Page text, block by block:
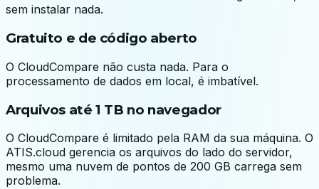
sem instalar nada.
Gratuito e de código aberto
O CloudCompare não custa nada. Para o
processamento de dados em local, é imbatível.
Arquivos até 1 TB no navegador
O CloudCompare é limitado pela RAM da sua máquina. O
ATIS.cloud gerencia os arquivos do lado do servidor,
mesmo uma nuvem de pontos de 200 GB carrega sem
problema.